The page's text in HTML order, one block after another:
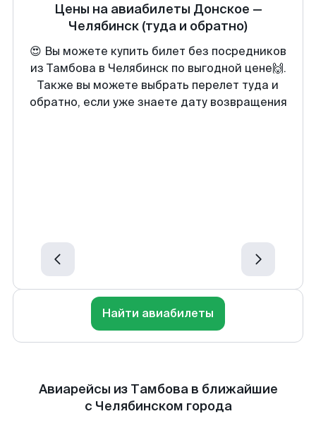
Цены на авиабилеты Донское —
Челябинск (туда и обратно)
😍 Вы можете купить билет без посредников
из Тамбова в Челябинск по выгодной цене🙌.
Также вы можете выбрать перелет туда и
обратно, если уже знаете дату возвращения
Найти авиабилеты
Авиарейсы из Тамбова в ближайшие
с Челябинском города